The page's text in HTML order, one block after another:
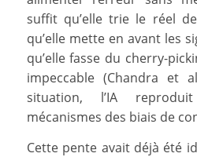
suffit qu’elle trie le réel
qu’elle mette en avant les
qu’elle fasse du cherry-
impeccable (Chandra et
situation, l’IA
mécanismes des biais de
Cette pente avait déjà été